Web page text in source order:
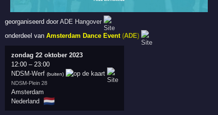
georganiseerd doorADE Hangover
onderdeel vanAmsterdam Dance Event (ADE)
zondag 22 oktober 2023
12:00 – 23:00
NDSM-Werf (buiten)
NDSM-Plein 28
Amsterdam
Nederland 🇳🇱